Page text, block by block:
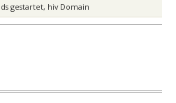
gestartet, hiv Domain